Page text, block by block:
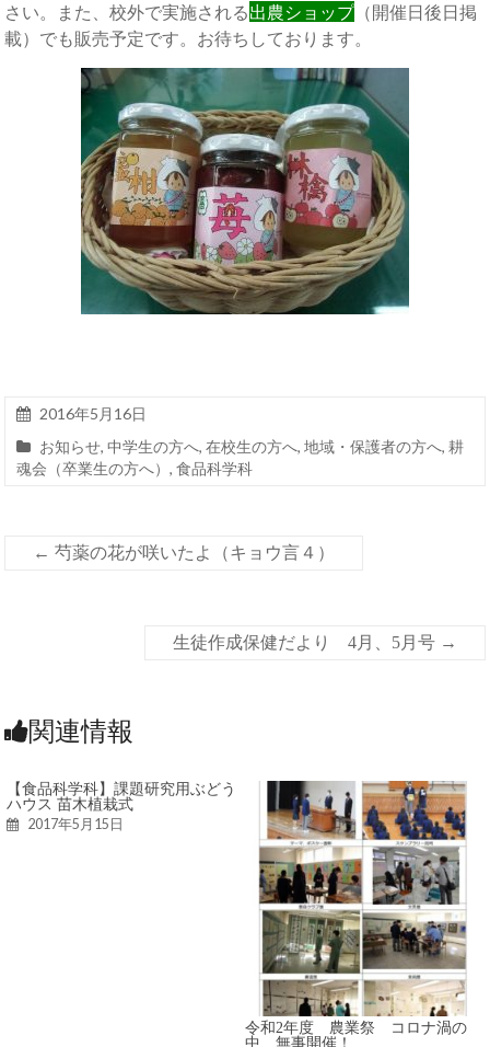
さい。また、校外で実施される出農ショップ （開催日後日掲
載）でも販売予定です。お待ちしております。
2016年5月16日
お知らせ,中学生の方へ,在校生の方へ,地域・保護者の方へ,耕
魂会（卒業生の方へ）,食品科学科
← 芍薬の花が咲いたよ（キョウ言４）
生徒作成保健だより 4月、5月号 →
関連情報
【食品科学科】課題研究用ぶどう
ハウス 苗木植栽式
2017年5月15日
令和2年度 農業祭 コロナ渦の
中、無事開催！